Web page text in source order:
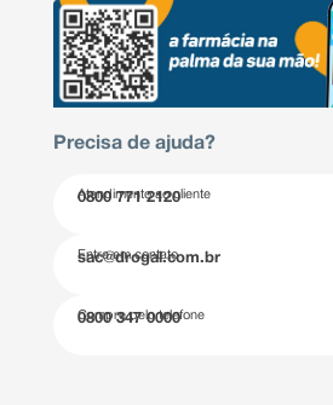
Precisa de ajuda?
Atendimento ao cliente
0800 771 2120
Entre em contato
sac@drogal.com.br
Compre pelo telefone
0800 347 0000